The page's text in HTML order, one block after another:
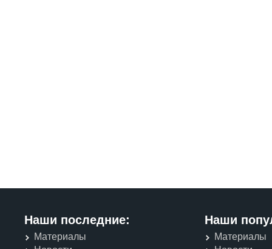
Наши последние:
Материалы
Наши
Материалы